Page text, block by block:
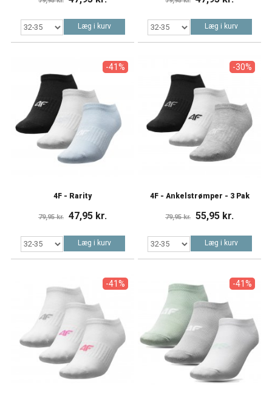
Læg i kurv Læg i kurv
-41%
4F - Rarity
79,95 kr. 47,95 kr.
Læg i kurv
-30%
4F - Ankelstrømper - 3 Pak
79,95 kr. 55,95 kr.
Læg i kurv
-41% -41%